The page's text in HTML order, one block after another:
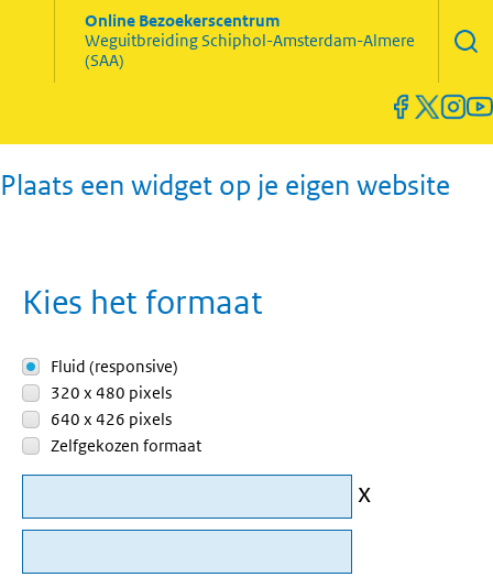
Online Bezoekerscentrum
WeguitbreidingSchiphol-Amsterdam-Almere
(SAA)
Plaats een widget op je eigen website
Kies het formaat
Fluid (responsive)
320 x 480 pixels
640 x 426 pixels
Zelfgekozen formaat
x